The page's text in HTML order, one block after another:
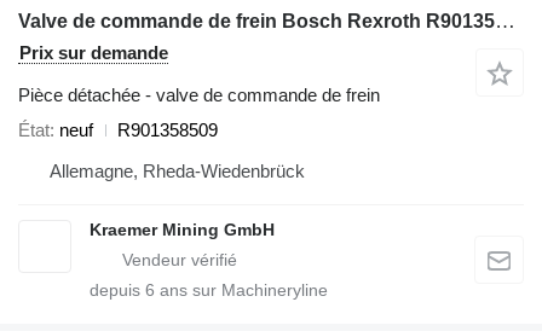
Valve de commande de frein Bosch Rexroth R901358509 pour excavateur
Prix sur demande
Pièce détachée - valve de commande de frein
État neuf
R901358509
Allemagne, Rheda-Wiedenbrück
Kraemer Mining GmbH
depuis 6 ans sur Machineryline